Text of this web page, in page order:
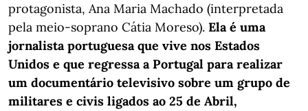
protagonista, Ana Maria Machado (interpretada
pela meio-soprano Cátia Moreso). Ela é uma
jornalista portuguesa que vive nos Estados
Unidos e que regressa a Portugal para realizar
um documentário televisivo sobre um grupo de
militares e civis ligados ao 25 de Abril,